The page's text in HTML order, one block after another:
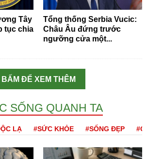
Tây
tục chia
Tổng thống Serbia Vucic:
Châu Âu đứng trước
ngưỡng cửa một...
BẤM ĐỂ XEM THÊM
SỐNG QUANH TA
LẠ #SỨC KHỎE #SỐNG ĐẸP